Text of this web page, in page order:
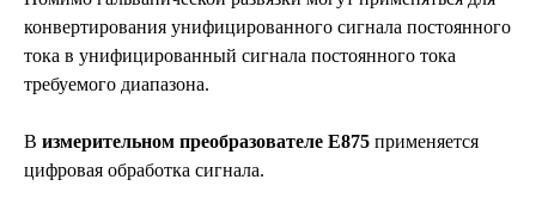
конвертирования унифицированного сигнала постоянного
тока в унифицированный сигнала постоянного тока
требуемого диапазона.
В измерительном преобразователе Е875 применяется
цифровая обработка сигнала.